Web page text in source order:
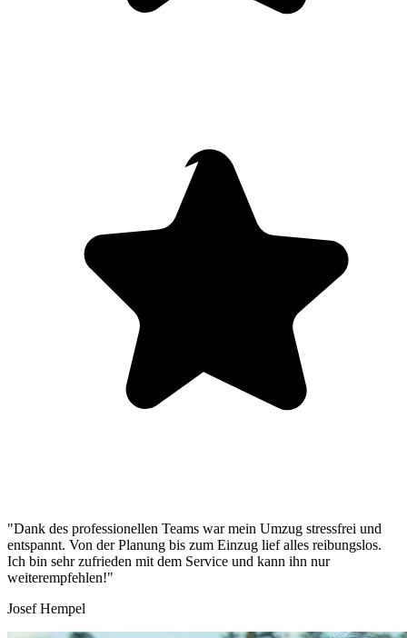
"Dank des professionellen Teams war mein Umzug stressfrei und
entspannt. Von der Planung bis zum Einzug lief alles reibungslos.
Ich bin sehr zufrieden mit dem Service und kann ihn nur
weiterempfehlen!"
Josef Hempel